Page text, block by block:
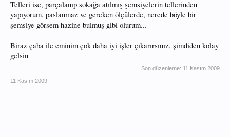
Telleri ise, parçalanıp sokağa atılmış şemsiyelerin tellerinden
yapıyorum, paslanmaz ve gereken ölçülerde, nerede böyle bir
şemsiye görsem hazine bulmuş gibi olurum...
Biraz çaba ile eminim çok daha iyi işler çıkarırsınız, şimdiden kolay
gelsin
Son düzenleme: 11 Kasım 2009
11 Kasım 2009